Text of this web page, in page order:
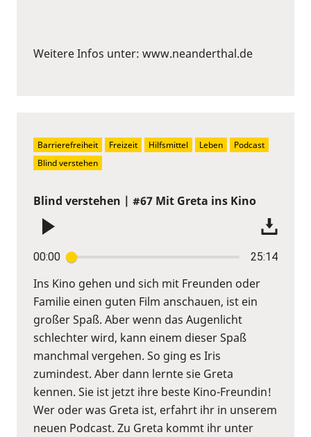
Weitere Infos unter: www.neanderthal.de
Blind verstehen | #67 Mit Greta ins Kino
00:00 25:14
Ins Kino gehen und sich mit Freunden oder
Familie einen guten Film anschauen, ist ein
großer Spaß. Aber wenn das Augenlicht
schlechter wird, kann einem dieser Spaß
manchmal vergehen. So ging es Iris
zumindest. Aber dann lernte sie Greta
kennen. Sie ist jetzt ihre beste Kino-Freundin!
Wer oder was Greta ist, erfahrt ihr in unserem
neuen Podcast. Zu Greta kommt ihr unter
Barrierefreiheit Freizeit Hilfsmittel Leben
Podcast
Blind verstehen